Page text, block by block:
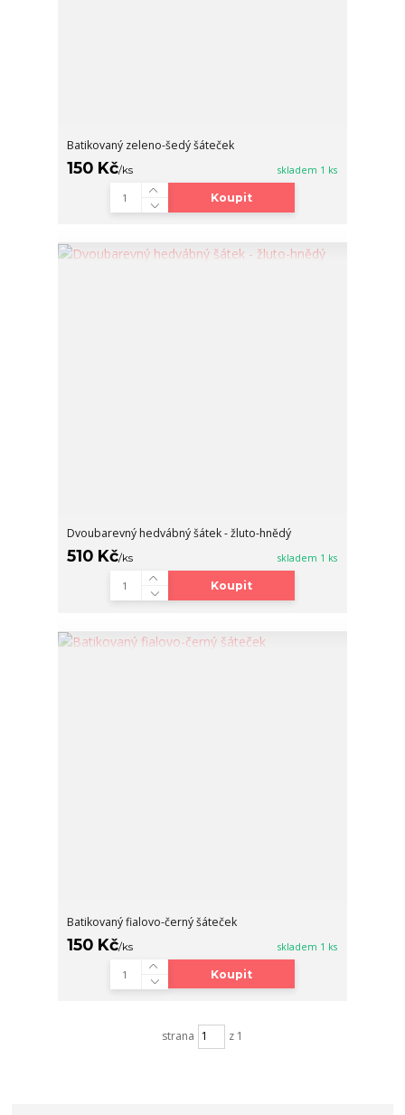
Batikovaný zeleno-šedý šáteček
150 Kč/ks skladem 1 ks
Koupit
Dvoubarevný hedvábný šátek - žluto-hnědý
510 Kč/ks skladem 1 ks
Koupit
Batikovaný fialovo-černý šáteček
150 Kč/ks skladem 1 ks
Koupit
strana z 1